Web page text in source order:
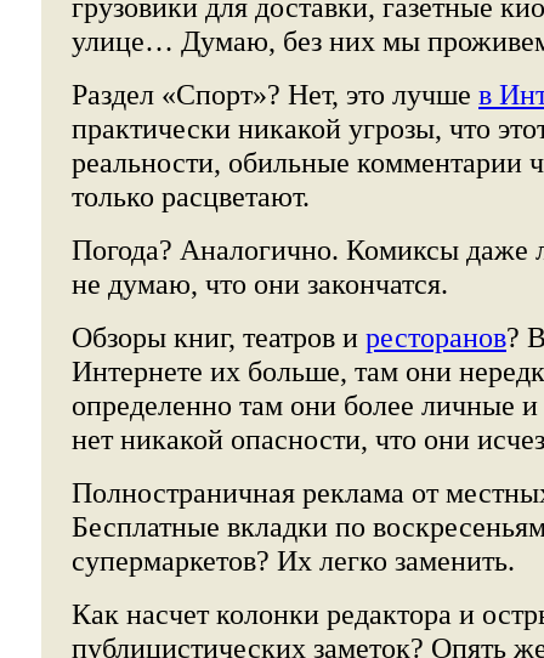
улице… Думаю, без них мы
Раздел «Спорт»? Нет, это лучше в
практически никакой угрозы, что
реальности, обильные комментарии
только расцветают.
Погода? Аналогично. Комиксы даже
не думаю, что они закончатся.
Обзоры книг, театров и ресторанов?
Интернете их больше, там они
определенно там они более личные
нет никакой опасности, что они
Полностраничная реклама от
Бесплатные вкладки по
супермаркетов? Их легко заменить.
Как насчет колонки редактора и
публицистических заметок? Опять